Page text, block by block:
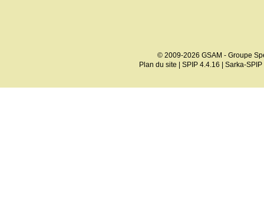
© 2009-2026 GSAM - Groupe
Plan du site | SPIP 4.4.16 | Sarka-SPIP